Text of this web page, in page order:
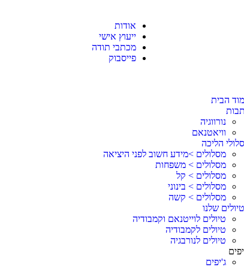
אודות
ייעוץ אישי
מכתבי תודה
פייסבוק
הבית
נורווגיה
וויאטנאם
הליכה
מסלולים >מידע חשוב לפני היציאה
מסלולים > משפחות
מסלולים > קל
מסלולים > בינוני
מסלולים > קשה
שלנו
טיולים לוייטנאם וקמבודיה
טיולים לקמבודיה
טיולים לנורבגיה
ג'יפים